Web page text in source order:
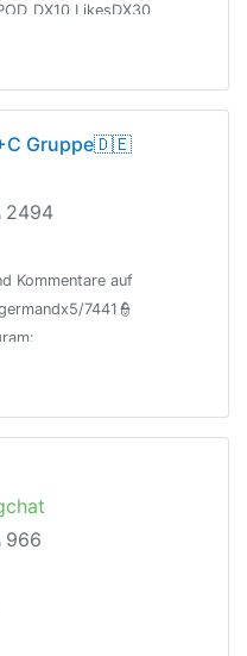
LikesDX30
Gruppe🇩🇪
2494
Kommentare auf
7441👮
966